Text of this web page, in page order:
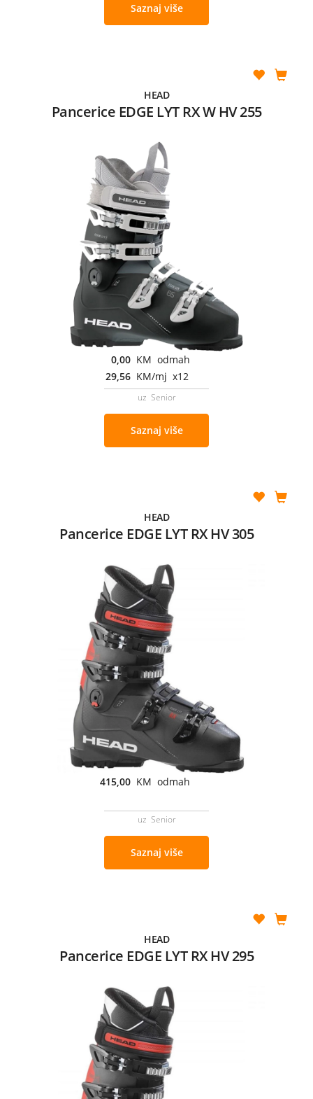
Saznaj više
HEAD
Pancerice EDGE LYT RX W HV 255
0,00 KM odmah
29,56 KM/mj x12
uz Senior
Saznaj više
HEAD
Pancerice EDGE LYT RX HV 305
415,00 KM odmah
uz Senior
Saznaj više
HEAD
Pancerice EDGE LYT RX HV 295